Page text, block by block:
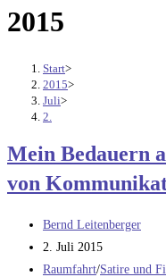
2015
Start>
2015>
Juli>
2.
Mein Bedauern
von
Beitrags-
Autor:
Bernd Leitenberger
Beitrag
veröffentlicht:
2. Juli 2015
Beitrags-
Raumfahrt/Satire und